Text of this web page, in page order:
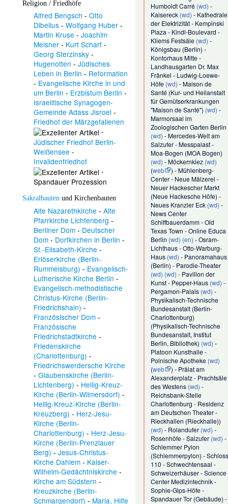
Religion / Friedhöfe
Alfred Bengsch - Otto
Dibelius- Wolfgang Huber-
Martin Kruse - Joachim
Meisner- Kurt Scharf-
Georg Sterzinsky-
Hugenotten - Jüdisches
Leben in Berlin - Reformation
- Evangelische Kirche in und
um Berlin - Erzbistum Berlin -
Israelitische Synagogen-
Gemeinde Adass Jisroel -
Friedhof der Märzgefallenen
-
Jüdischer Friedhof Berlin-
Weißensee -
Invalidenfriedhof
-
Spandauer Prozession
Sakralbauten undKirchenbauten
Alte Nazarethkirche - Alte
Pfarrkirche Lichtenberg -
Berliner Dom- Deutscher
Dom- Dorfkirchen in Berlin -
St.-Elisabeth-Kirche -
Erlöserkirche (Berlin-
Rummelsburg) - Evangelisch-
Lutherische Kirche Berlin -
Evangelisch-methodistische
Christus-Kirche (Berlin-
Friedrichshain) -
Französischer Dom-
Französische
Friedrichstadtkirche -
Friedenskirche
(Charlottenburg) -
Friedrichswerdersche Kirche
- Glaubenskirche (Berlin-
Lichtenberg) - Heilig-Kreuz-
Kirche (Berlin-Wilmersdorf) -
Heilig-Kreuz-Kirche (Berlin-
Kreuzberg) - Herz-Jesu-
Kirche (Berlin-
Charlottenburg) - Herz-Jesu-
Kirche (Berlin-Prenzlauer
Berg) - Jesus-Christus-
Kirche Dahlem- Kaiser-
Wilhelm-Gedächtniskirche -
Kirche am Südstern -
Kreuzkirche (Berlin-
Schmargendorf) - Maria, Hilfe
Humboldt Carré (wd) -
Kaisereck (wd) - Kathedrale
der Elektrizität- Kempinski
Plaza - Kindl-Boulevard -
Kliems Festsäle (wd) -
Königsbau (Berlin) -
Kontorhaus Mitte-
Landhausgarten Dr. Max
Fränkel - Ludwig-Loewe-
Höfe (wd) - Maison de
Santé(Kur- und Heilanstalt
für Gemütserkrankungen
"Maison de Santé") (wd) -
Marmorsaal im
Zoologischen Garten Berlin
(wd) - Mercedes-Welt am
Salzufer- Messpalast-
Moa-Bogen (MOA Bogen)
(wd) - Möckernkiez (wd)
(web ) - Mühlenberg-
Center- Neue Mälzerei -
Neuer Hackescher Markt
(Neue Hackesche Höfe) -
Neues Kranzler Eck (wd) -
News Center
Schiffbauerdamm-Old
Texas Town -Online Educa
Berlin (wd) (en) -Osram-
Lichthaus-Otto-Warburg-
Haus (wd) - Panoramahaus
(Berlin) - Parodie-Theater
(wd) (wd) - Pavillon der
Kunst- Pepper-Haus (wd) -
Pergamon-Palais (wd) -
Physikalisch-Technische
Bundesanstalt (Berlin-
Charlottenburg)
(Physikalisch-Technische
Bundesanstalt, Institut
Berlin, Bibliothek) (wd) -
Platoon Kunsthalle-
Polnische Apotheke (wd)
(web ) - Prälat am
Alexanderplatz- Prachtsäle
des Westens (wd) -
Reichsbank-Stelle
Charlottenburg - Residenz
am Deutschen Theater-
Rieckhallen (Rieckhalle))
(wd) - Rolandufer (wd) -
Rosenhöfe-Salzufer (wd) -
Schlemmer Pylon
(Schlemmerpylon) -Schloss
110-Schwechtensaal -
Schweizerhäuser-Science
Center Medizintechnik-
Sophie-Gips-Höfe-
Spandauer Tor (Gebäude) -